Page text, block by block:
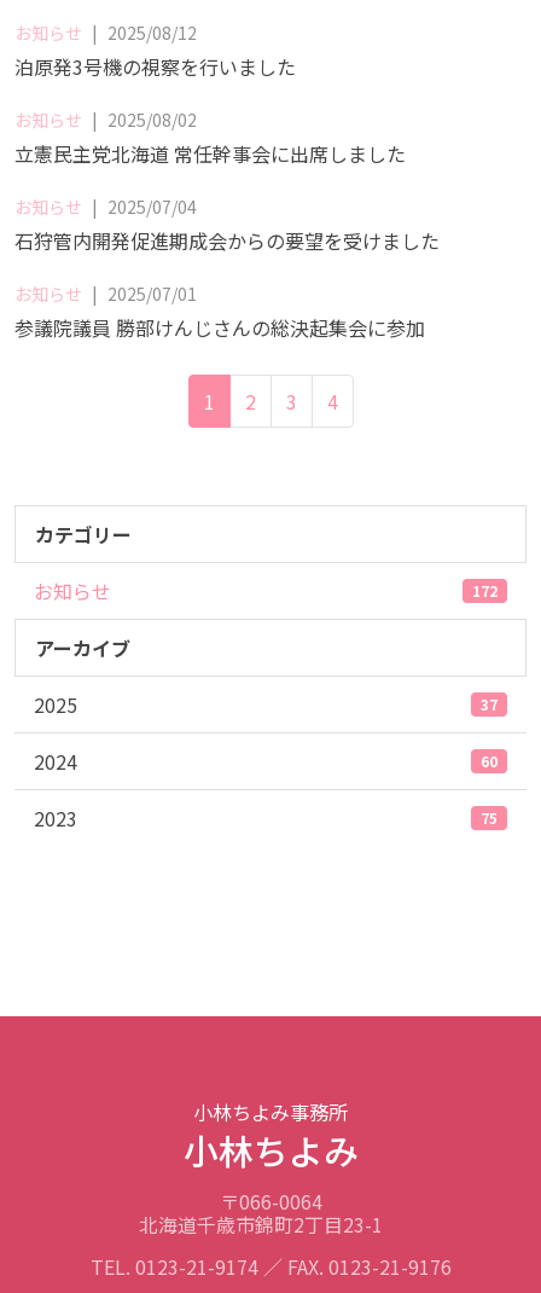
お知らせ | 2025/08/12
泊原発3号機の視察を行いました
お知らせ | 2025/08/02
立憲民主党北海道 常任幹事会に出席しました
お知らせ | 2025/07/04
石狩管内開発促進期成会からの要望を受けました
お知らせ | 2025/07/01
参議院議員 勝部けんじさんの総決起集会に参加
1 2 3 4
カテゴリー
お知らせ
172
アーカイブ
2025
37
2024 60
2023 75
小林ちよみ事務所
小林ちよみ
〒066-0064
北海道千歳市錦町2丁目23-1
TEL. 0123-21-9174 ／ FAX. 0123-21-9176